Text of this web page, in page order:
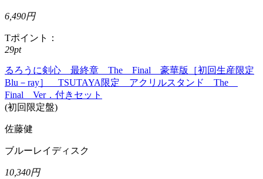
6,490円
Tポイント：
29pt
るろうに剣心 最終章 The Final 豪華版［初回生産限定
Blu－ray］ TSUTAYA限定 アクリルスタンド The
Final Ver．付きセット
(初回限定盤)
佐藤健
ブルーレイディスク
10,340円